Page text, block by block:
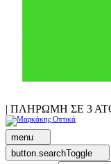
| ΠΛΗΡΩΜΗ ΣΕ 3
menu
button.searchToggle